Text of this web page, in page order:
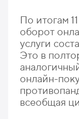
По итогам
оборот
услуги
Это в
онлайн-
всеобщая